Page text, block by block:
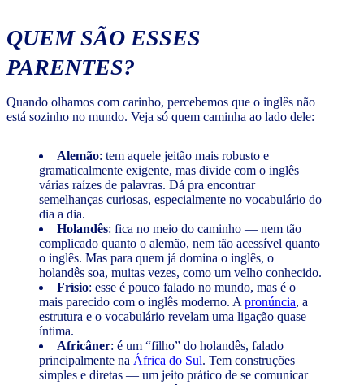
QUEM SÃO ESSES
PARENTES?
Quando olhamos com carinho, percebemos que o inglês não
está sozinho no mundo. Veja só quem caminha ao lado dele:
Alemão: tem aquele jeitão mais robusto e
gramaticalmente exigente, mas divide com o inglês
várias raízes de palavras. Dá pra encontrar
semelhanças curiosas, especialmente no vocabulário do
dia a dia.
Holandês: fica no meio do caminho — nem tão
complicado quanto o alemão, nem tão acessível quanto
o inglês. Mas para quem já domina o inglês, o
holandês soa, muitas vezes, como um velho conhecido.
Frísio: esse é pouco falado no mundo, mas é o
mais parecido com o inglês moderno. A pronúncia, a
estrutura e o vocabulário revelam uma ligação quase
íntima.
Africâner: é um “filho” do holandês, falado
principalmente na África do Sul. Tem construções
simples e diretas — um jeito prático de se comunicar